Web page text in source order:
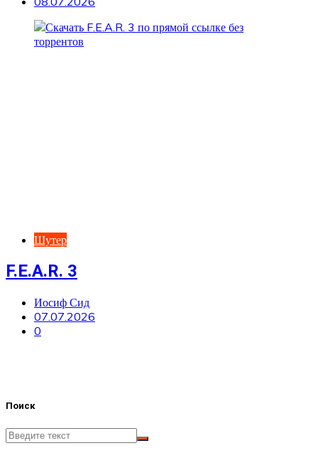
Шутер
F.E.A.R. 3
Иосиф Сид
07.07.2026
0
Поиск